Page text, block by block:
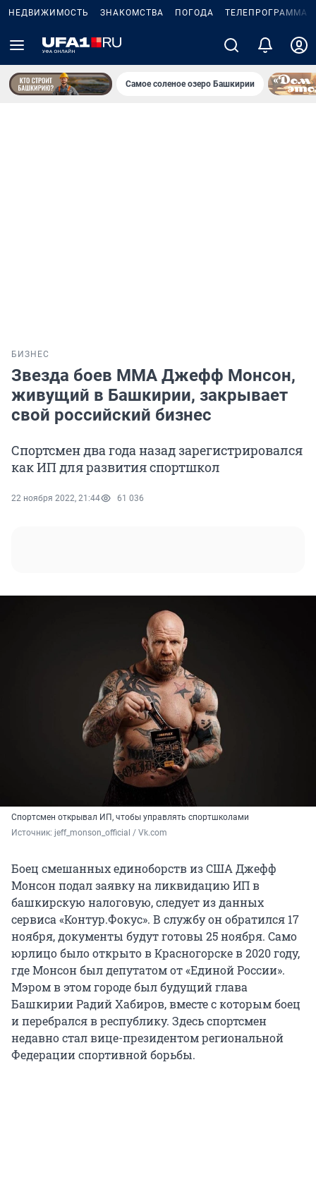
НЕДВИЖИМОСТЬ ЗНАКОМСТВА ПОГОДА ТЕЛЕПРОГРАММА
Самое соленое озеро Башкирии
БИЗНЕС
Звезда боев MMA Джефф Монсон,
живущий в Башкирии, закрывает
свой российский бизнес
Спортсмен два года назад зарегистрировался
как ИП для развития спортшкол
22 ноября 2022, 21:44 61 036
Спортсмен открывал ИП, чтобы управлять спортшколами
Источник: jeff_monson_official / Vk.com
Боец смешанных единоборств из США Джефф
Монсон подал заявку на ликвидацию ИП в
башкирскую налоговую, следует из данных
сервиса «Контур.Фокус». В службу он обратился 17
ноября, документы будут готовы 25 ноября. Само
юрлицо было открыто в Красногорске в 2020 году,
где Монсон был депутатом от «Единой России».
Мэром в этом городе был будущий глава
Башкирии Радий Хабиров, вместе с которым боец
и перебрался в республику. Здесь спортсмен
недавно стал вице-президентом региональной
Федерации спортивной борьбы.